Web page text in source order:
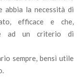
la necessità di
efficace e che,
ad un criterio di
sempre, bensì utile